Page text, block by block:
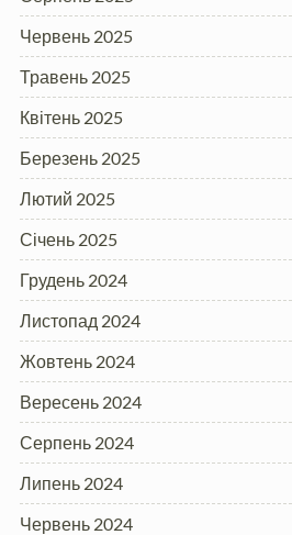
Червень 2025
Травень 2025
Квітень 2025
Березень 2025
Лютий 2025
Січень 2025
Грудень 2024
Листопад 2024
Жовтень 2024
Вересень 2024
Серпень 2024
Липень 2024
Червень 2024